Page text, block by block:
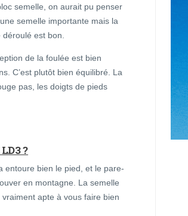
semelle, on aurait pu penser
semelle importante mais la
est bon.
de la foulée est bien
C’est plutôt bien équilibré. La
pas, les doigts de pieds
?
entoure bien le pied, et le pare-
en montagne. La semelle
apte à vous faire bien